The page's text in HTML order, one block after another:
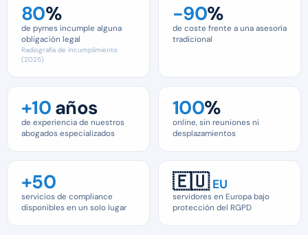
80%
de pymes incumple alguna
obligación legal
Radiografía de incumplimiento
(2025)
−90%
de coste frente a una asesoría
tradicional
+10 años
de experiencia de nuestros
abogados especializados
100%
online, sin reuniones ni
desplazamientos
+50
servicios de compliance
disponibles en un solo lugar
🇪🇺EU
servidores en Europa bajo
protección del RGPD